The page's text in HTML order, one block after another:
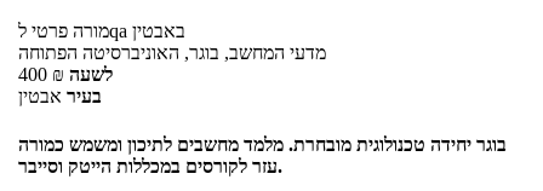
מורה פרטילqa באבטין
מדעי המחשב, בוגר, האוניברסיטה הפתוחה
400 ₪ לשעה
בעיר אבטין
בוגר יחידה טכנולוגית מובחרת. מלמד מחשבים לתיכון ומשמש כמורה
עזר לקורסים במכללות הייטק וסייבר.